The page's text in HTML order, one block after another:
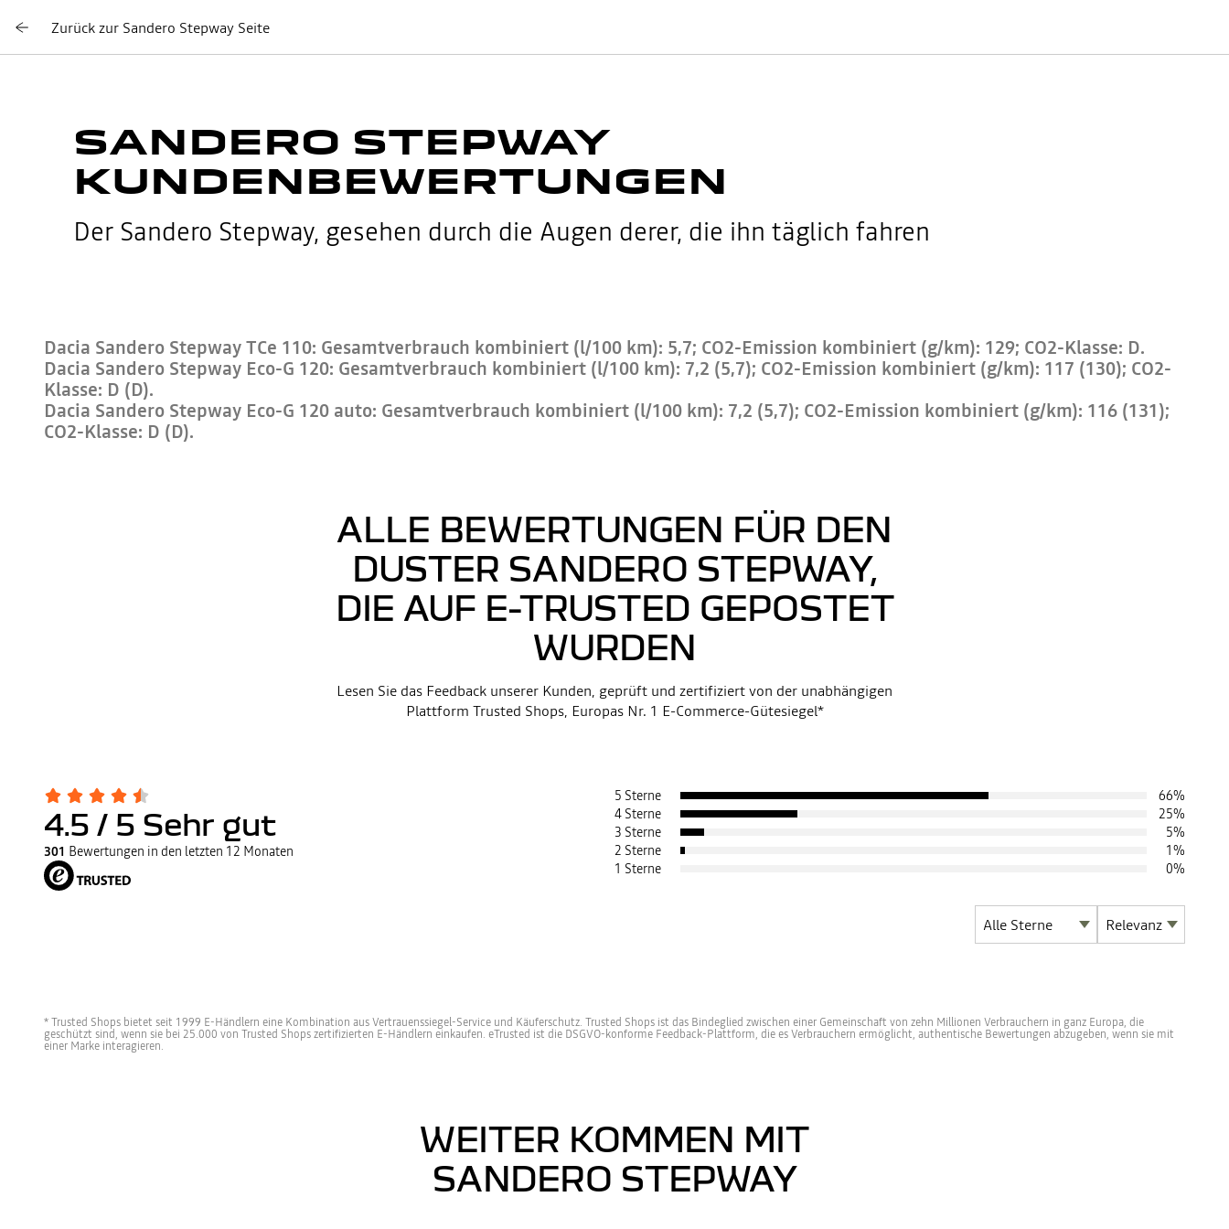
Zurück zur Sandero Stepway Seite
SANDERO STEPWAY
KUNDENBEWERTUNGEN
Der Sandero Stepway, gesehen durch die Augen derer, die ihn täglich fahren
Dacia Sandero Stepway TCe 110: Gesamtverbrauch kombiniert (l/100 km): 5,7; CO2-Emission kombiniert (g/km): 129; CO2-Klasse: D.
Dacia Sandero Stepway Eco-G 120: Gesamtverbrauch kombiniert (l/100 km): 7,2 (5,7); CO2-Emission kombiniert (g/km): 117 (130); CO2-
Klasse: D (D).
Dacia Sandero Stepway Eco-G 120 auto: Gesamtverbrauch kombiniert (l/100 km): 7,2 (5,7); CO2-Emission kombiniert (g/km): 116 (131);
CO2-Klasse: D (D).
ALLE BEWERTUNGEN FÜR DEN
DUSTER SANDERO STEPWAY,
DIE AUF E-TRUSTED GEPOSTET
WURDEN
Lesen Sie das Feedback unserer Kunden, geprüft und zertifiziert von der unabhängigen
Plattform Trusted Shops, Europas Nr. 1 E-Commerce-Gütesiegel*
4.5 / 5 Sehr gut
301 Bewertungen in den letzten 12 Monaten
5 Sterne 66%
4 Sterne
25%
3 Sterne
5%
2 Sterne
1%
1 Sterne
0%
* Trusted Shops bietet seit 1999 E-Händlern eine Kombination aus Vertrauenssiegel-Service und Käuferschutz. Trusted Shops ist das Bindeglied zwischen einer Gemeinschaft von zehn Millionen Verbrauchern in ganz Europa, die
geschützt sind, wenn sie bei 25.000 von Trusted Shops zertifizierten E-Händlern einkaufen. eTrusted ist die DSGVO-konforme Feedback-Plattform, die es Verbrauchern ermöglicht, authentische Bewertungen abzugeben, wenn sie mit
einer Marke interagieren.
WEITER KOMMEN MIT
SANDERO STEPWAY